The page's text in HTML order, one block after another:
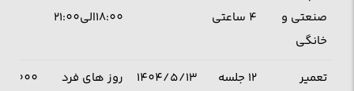
صنعتی و
خانگی
4 ساعتی
18:00الی21:00
تعمیر
12 جلسه
1404/5/13
روز های فرد